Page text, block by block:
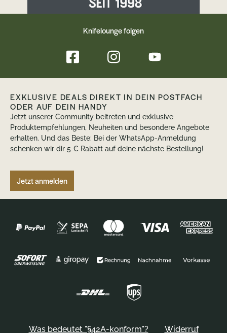
Knifelounge folgen
EXKLUSIVE DEALS DIREKT IN DEIN POSTFACH
ODER AUF DEIN HANDY
Jetzt unserer Community beitreten und exklusive
Produktempfehlungen, Neuheiten und besondere Angebote
erhalten. Und das Beste: Bei der WhatsApp-Anmeldung
schenken wir dir 5 € Rabatt auf deine nächste Bestellung!
Jetzt anmelden
Was bedeutet "§42A-konform"? Widerruf